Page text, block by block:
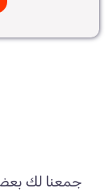
جمعنا لك